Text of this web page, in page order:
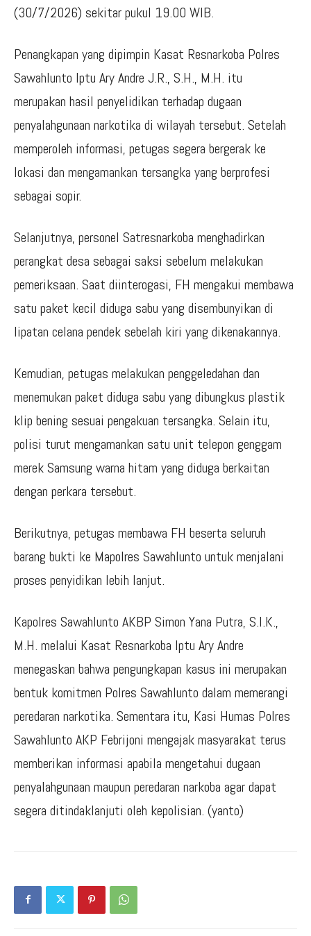
(30/7/2026) sekitar pukul 19.00 WIB.
Penangkapan yang dipimpin Kasat Resnarkoba Polres
Sawahlunto Iptu Ary Andre J.R., S.H., M.H. itu
merupakan hasil penyelidikan terhadap dugaan
penyalahgunaan narkotika di wilayah tersebut. Setelah
memperoleh informasi, petugas segera bergerak ke
lokasi dan mengamankan tersangka yang berprofesi
sebagai sopir.
Selanjutnya, personel Satresnarkoba menghadirkan
perangkat desa sebagai saksi sebelum melakukan
pemeriksaan. Saat diinterogasi, FH mengakui membawa
satu paket kecil diduga sabu yang disembunyikan di
lipatan celana pendek sebelah kiri yang dikenakannya.
Kemudian, petugas melakukan penggeledahan dan
menemukan paket diduga sabu yang dibungkus plastik
klip bening sesuai pengakuan tersangka. Selain itu,
polisi turut mengamankan satu unit telepon genggam
merek Samsung warna hitam yang diduga berkaitan
dengan perkara tersebut.
Berikutnya, petugas membawa FH beserta seluruh
barang bukti ke Mapolres Sawahlunto untuk menjalani
proses penyidikan lebih lanjut.
Kapolres Sawahlunto AKBP Simon Yana Putra, S.I.K.,
M.H. melalui Kasat Resnarkoba Iptu Ary Andre
menegaskan bahwa pengungkapan kasus ini merupakan
bentuk komitmen Polres Sawahlunto dalam memerangi
peredaran narkotika. Sementara itu, Kasi Humas Polres
Sawahlunto AKP Febrijoni mengajak masyarakat terus
memberikan informasi apabila mengetahui dugaan
penyalahgunaan maupun peredaran narkoba agar dapat
segera ditindaklanjuti oleh kepolisian. (yanto)